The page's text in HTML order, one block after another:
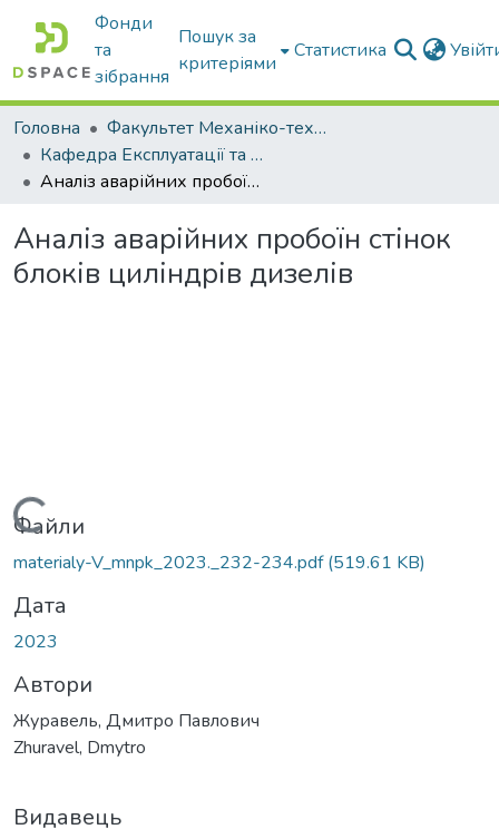
Фонди
та
зібрання
Пошук за
критеріями
Статистика
Головна
Факультет Механіко-технологічний
Кафедра Експлуатації та технічного сервісу машин
Аналіз аварійних пробоїн стінок блоків циліндрів дизелів
Аналіз аварійних пробоїн стінок
блоків циліндрів дизелів
Вантажиться...
Файли
materialy-V_mnpk_2023._232-234.pdf(519.61 KB)
Дата
2023
Автори
Журавель, Дмитро Павлович
Zhuravel, Dmytro
Видавець